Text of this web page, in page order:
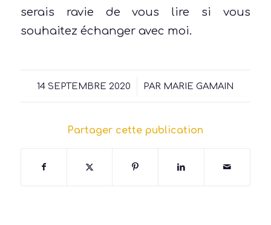
serais ravie de vous lire si vous
souhaitez échanger avec moi.
14 SEPTEMBRE 2020
/ PAR MARIE GAMAIN
Partager cette publication